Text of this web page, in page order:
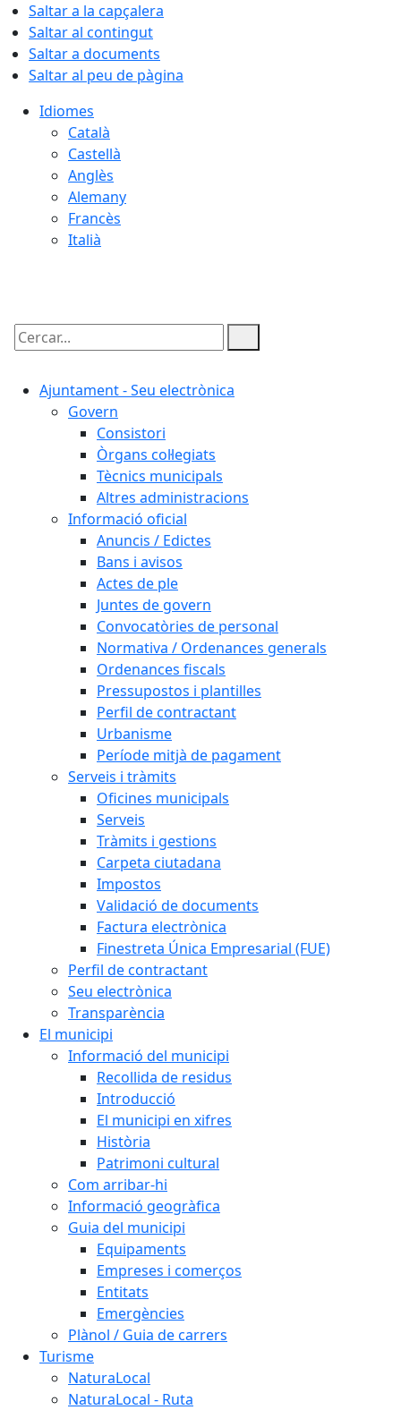
Saltar a la capçalera
Saltar al contingut
Saltar a documents
Saltar al peu de pàgina
Idiomes
Català
Castellà
Anglès
Alemany
Francès
Italià
Cercar:
Ajuntament - Seu electrònica
Govern
Consistori
Òrgans col·legiats
Tècnics municipals
Altres administracions
Informació oficial
Anuncis / Edictes
Bans i avisos
Actes de ple
Juntes de govern
Convocatòries de personal
Normativa / Ordenances generals
Ordenances fiscals
Pressupostos i plantilles
Perfil de contractant
Urbanisme
Període mitjà de pagament
Serveis i tràmits
Oficines municipals
Serveis
Tràmits i gestions
Carpeta ciutadana
Impostos
Validació de documents
Factura electrònica
Finestreta Única Empresarial (FUE)
Perfil de contractant
Seu electrònica
Transparència
El municipi
Informació del municipi
Recollida de residus
Introducció
El municipi en xifres
Història
Patrimoni cultural
Com arribar-hi
Informació geogràfica
Guia del municipi
Equipaments
Empreses i comerços
Entitats
Emergències
Plànol / Guia de carrers
Turisme
NaturaLocal
NaturaLocal - Ruta